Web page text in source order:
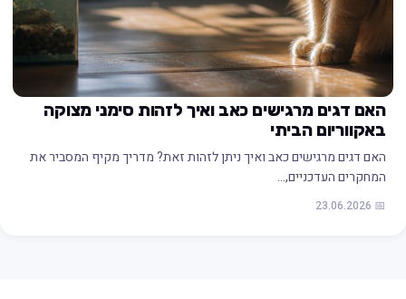
האם דגים מרגישים כאב ואיך לזהות סימני מצוקה
באקווריום הביתי
האם דגים מרגישים כאב ואיך ניתן לזהות זאת? מדריך מקיף המסביר את
המחקרים העדכניים,…
📅 23.06.2026